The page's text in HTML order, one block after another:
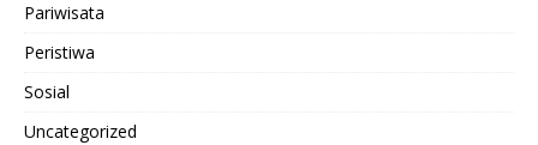
Pariwisata
Peristiwa
Sosial
Uncategorized